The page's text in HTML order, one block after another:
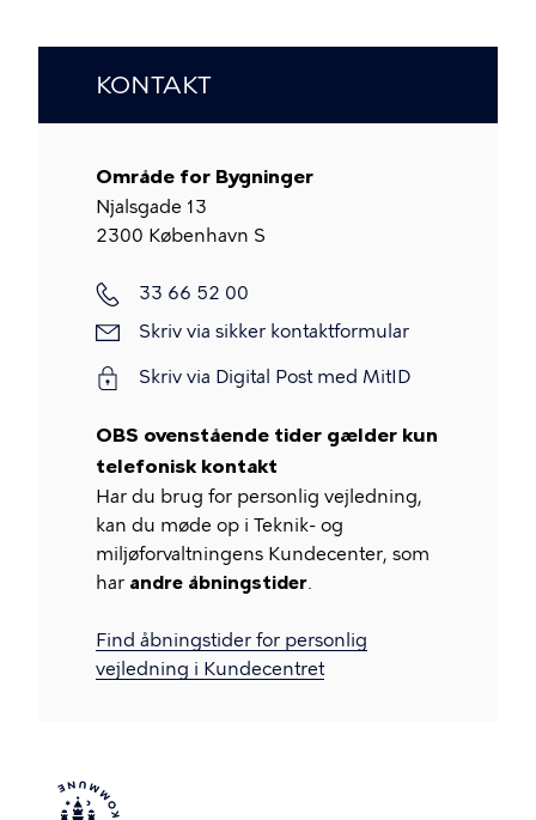
KONTAKT
Område for Bygninger
Njalsgade 13
2300 København S
Telefon
33 66 52 00
Skriv
sikker
Skriv via sikker kontaktformular
Skriv via Digital Post med MitID
OBS ovenstående tider gælder kun
telefonisk kontakt
Har du brug for personlig vejledning,
kan du møde op i Teknik- og
miljøforvaltningens Kundecenter, som
har andre åbningstider.
Find åbningstider for personlig
vejledning i Kundecentret